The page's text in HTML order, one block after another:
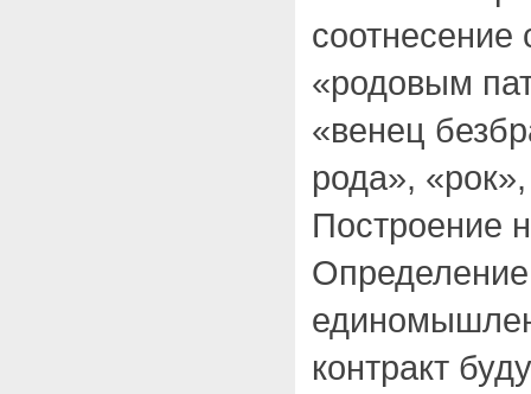
соотнесение
«родовым
«венец
рода»,
Построение
Определение
контракт